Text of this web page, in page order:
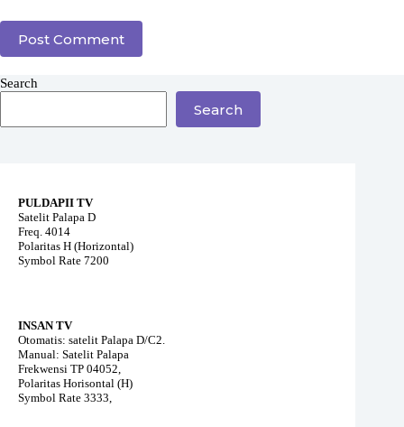
Post Comment
Search
Search
PULDAPII TV
Satelit Palapa D
Freq. 4014
Polaritas H (Horizontal)
Symbol Rate 7200
INSAN TV
Otomatis: satelit Palapa D/C2.
Manual: Satelit Palapa
Frekwensi TP 04052,
Polaritas Horisontal (H)
Symbol Rate 3333,